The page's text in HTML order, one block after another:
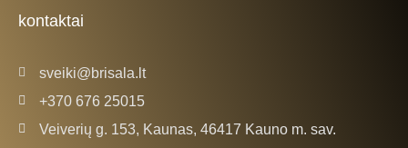
-
f
m
kontaktai
sveiki@brisala.lt
+370 676 25015
Veiverių g. 153, Kaunas, 46417 Kauno m. sav.